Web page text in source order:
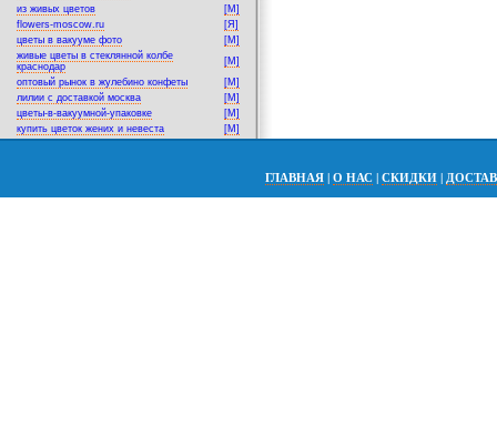
из живых цветов
[M]
flowers-moscow.ru
[Я]
цветы в вакууме фото
[M]
живые цветы в стеклянной колбе
краснодар
[M]
оптовый рынок в жулебино конфеты
[M]
лилии с доставкой москва
[M]
цветы-в-вакуумной-упаковке
[M]
купить цветок жених и невеста
[M]
ГЛАВНАЯ | О НАС | СКИДКИ |